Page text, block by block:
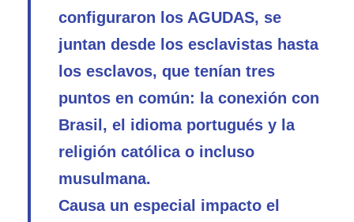
configuraron los AGUDAS, se
juntan desde los esclavistas hasta
los esclavos, que tenían tres
puntos en común: la conexión con
Brasil, el idioma portugués y la
religión católica o incluso
musulmana.
Causa un especial impacto el